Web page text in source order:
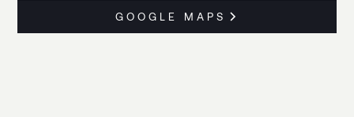
GOOGLE MAPS